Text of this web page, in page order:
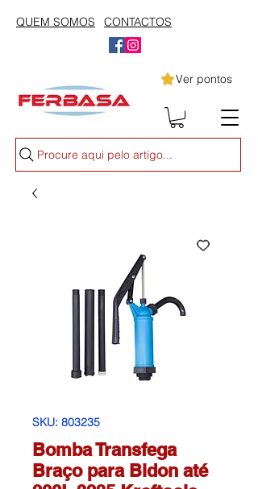
QUEM SOMOS CONTACTOS
Ver pontos
Procure aqui pelo artigo...
SKU: 803235
Bomba Transfega
Braço para Bidon até